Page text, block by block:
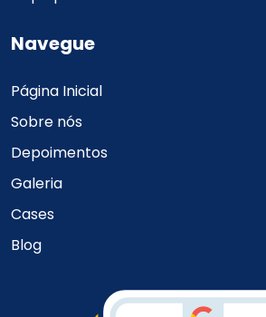
Navegue
Página Inicial
Sobre nós
Depoimentos
Galeria
Cases
Blog